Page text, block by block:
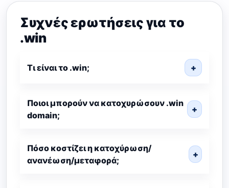
Συχνές ερωτήσεις για το
.win
Τι είναι το .win; +
Ποιοι μπορούν να κατοχυρώσουν .win
domain;
+
Πόσο κοστίζει η κατοχύρωση/
ανανέωση/μεταφορά;
+